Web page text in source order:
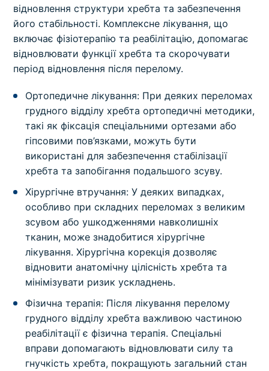
відновлення структури хребта та забезпечення
його стабільності. Комплексне лікування, що
включає фізіотерапію та реабілітацію, допомагає
відновлювати функції хребта та скорочувати
період відновлення після перелому.
Ортопедичне лікування: При деяких переломах
грудного відділу хребта ортопедичні методики,
такі як фіксація спеціальними ортезами або
гіпсовими пов’язками, можуть бути
використані для забезпечення стабілізації
хребта та запобігання подальшого зсуву.
Хірургічне втручання: У деяких випадках,
особливо при складних переломах з великим
зсувом або ушкодженнями навколишніх
тканин, може знадобитися хірургічне
лікування. Хірургічна корекція дозволяє
відновити анатомічну цілісність хребта та
мінімізувати ризик ускладнень.
Фізична терапія: Після лікування перелому
грудного відділу хребта важливою частиною
реабілітації є фізична терапія. Спеціальні
вправи допомагають відновлювати силу та
гнучкість хребта, покращують загальний стан